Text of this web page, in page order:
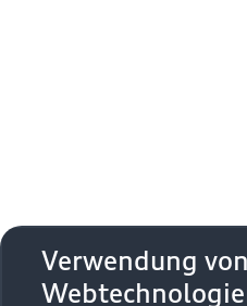
Modelle
Verwendung